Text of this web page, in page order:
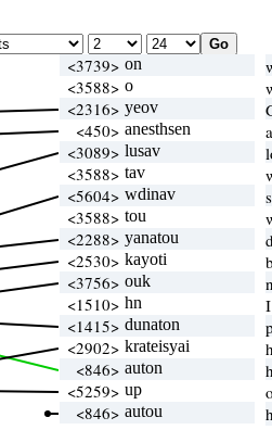
<3739> on
<3588> o
<2316> yeov
<450> anesthsen
<3089> lusav
<3588> tav
<5604> wdinav
<3588> tou
<2288> yanatou
<2530> kayoti
<3756> ouk
<1510> hn
<1415> dunaton
<2902> krateisyai
<846> auton
<5259> up
<846> autou